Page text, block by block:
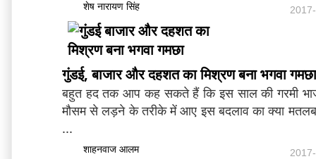
शेष नारायण सिंह
गुंडई, बाजार और दहशत का मिश्रण बना भगवा गमछा
बहुत हद तक आप कह सकते हैं कि इस साल की गरमी
मौसम से लड़ने के तरीके में आए इस बदलाव का क्या
...
शाहनवाज आलम